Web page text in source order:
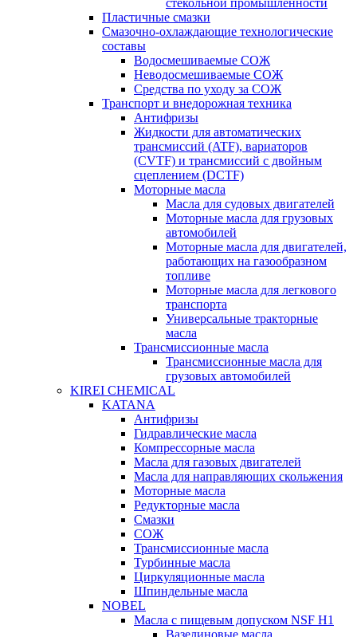
стекольной промышленности
Пластичные смазки
Смазочно-охлаждающие технологические
составы
Водосмешиваемые СОЖ
Неводосмешиваемые СОЖ
Средства по уходу за СОЖ
Транспорт и внедорожная техника
Антифризы
Жидкости для автоматических
трансмиссий (ATF), вариаторов
(CVTF) и трансмиссий с двойным
сцеплением (DCTF)
Моторные масла
Масла для судовых двигателей
Моторные масла для грузовых
автомобилей
Моторные масла для двигателей,
работающих на газообразном
топливе
Моторные масла для легкового
транспорта
Универсальные тракторные
масла
Трансмиссионные масла
Трансмиссионные масла для
грузовых автомобилей
KIREI CHEMICAL
KATANA
Антифризы
Гидравлические масла
Компрессорные масла
Масла для газовых двигателей
Масла для направляющих скольжения
Моторные масла
Редукторные масла
Смазки
СОЖ
Трансмиссионные масла
Турбинные масла
Циркуляционные масла
Шпиндельные масла
NOBEL
Масла с пищевым допуском NSF H1
Вазелиновые масла